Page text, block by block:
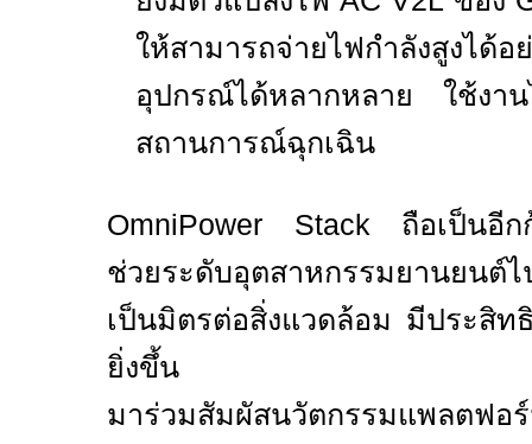
ให้สามารถจ่ายไฟกำลังสูงได้
อุปกรณ์ได้หลากหลาย ใช้งาน
สถานการณ์ฉุกเฉิน
OmniPower Stack ถือเป็นอีก
ช่วยระดับอุตสาหกรรมยานยนต์
เป็นมิตรต่อสิ่งแวดล้อม มีประสิท
ยิ่งขึ้น
มาร่วมสัมผัสนวัตกรรมแพลตฟอ